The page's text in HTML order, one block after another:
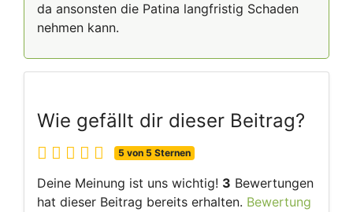
da ansonsten die Patina langfristig Schaden
nehmen kann.
Wie gefällt dir dieser Beitrag?
5 von 5 Sternen
Deine Meinung ist uns wichtig! 3 Bewertungen
hat dieser Beitrag bereits erhalten. Bewertung